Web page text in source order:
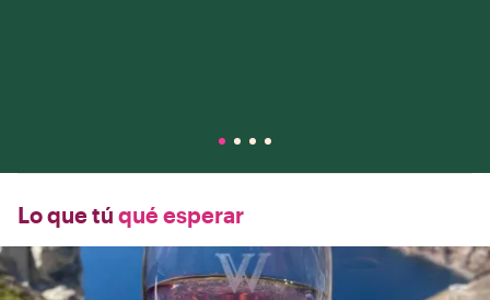
Lo que tú qué esperar